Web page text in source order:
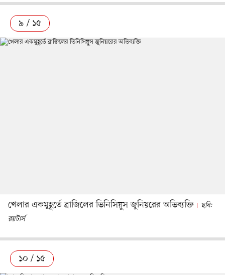
৯ / ১৫
খেলার একমুহূর্তে ব্রাজিলের ভিনিসিয়ুস জুনিয়রের অভিব্যক্তি
ছবি:
রয়টার্স
১০ / ১৫